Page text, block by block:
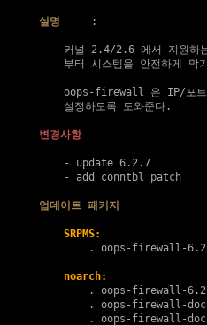
설명
     :
커널 2.4/2.6 에서 지원하
부터 시스템을 안전하게 막
oops-firewall 은 IP/포트
    설정하도록 도와준다.
변경사항
    - update 6.2.7
    - add conntbl patch
업데이트 패키지
SRPMS:
        .
oops-firewall-
noarch:
        .
oops-firewall-
        .
oops-firewall-
        .
oops-firewall-